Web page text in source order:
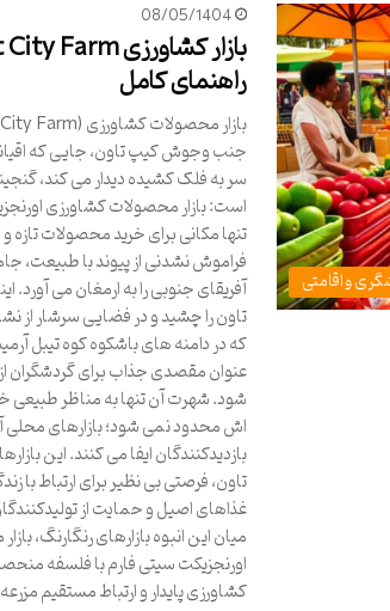
و اقامتی
08/05/1404
راهنمای کامل
جنب وجوش کیپ تاون، جایی که
سر به فلک کشیده دیدار می کند،
است: بازار محصولات کشاورزی
تنها مکانی برای خرید محصولات تازه
فراموش نشدنی از پیوند با طبیعت،
آفریقای جنوبی را به ارمغان می
تاون را چشید و در فضایی سرشار از
که در دامنه های باشکوه کوه تیبل
عنوان مقصدی جذاب برای گردشگران
شود. شهرت آن تنها به مناظر طبیعی
اش محدود نمی شود؛ بازارهای
بازدیدکنندگان ایفا می کنند. این
تاون، فرصتی بی نظیر برای ارتباط با
غذاهای اصیل و حمایت از
میان این انبوه بازارهای رنگارنگ،
اورنجزیکت سیتی فارم با فلسفه
کشاورزی پایدار و ارتباط مستقیم